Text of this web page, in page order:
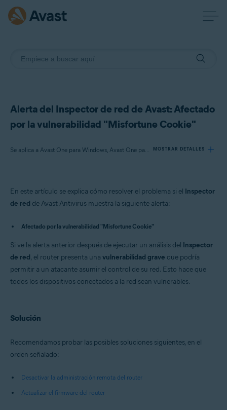
Alerta del Inspector de red de Avast: Afectado
por la vulnerabilidad "Misfortune Cookie"
Se aplica a Avast One para Windows, Avast One para Mac, Avast Premium Security para Windows, Avast Free Antivirus para Windows, Avast Premium Security para Mac, Avast Security para Mac MOSTRAR DETALLES
Productos:
Avast One 22.x para Windows
Avast Free Antivirus 22.x para Windows
Avast Security 15.x para Mac
Sistemas operativos:
Microsoft Windows 11 Home / Pro / Enterprise / Education
Microsoft Windows 7 Home Basic/Home
Apple macOS 12.x (Monterey)
Apple macOS 11.x (Big Sur)
Apple macOS 10.14.x (Mojave)
Apple macOS 10.12.x (Sierra)
En este artículo se explica cómo resolver el problema si el Inspector
de red de Avast Antivirus muestra la siguiente alerta:
Afectado por la vulnerabilidad "Misfortune Cookie"
Si ve la alerta anterior después de ejecutar un análisis del Inspector
de red, el router presenta una vulnerabilidad grave que podría
permitir a un atacante asumir el control de su red. Esto hace que
todos los dispositivos conectados a la red sean vulnerables.
Solución
Recomendamos probar las posibles soluciones siguientes, en el
orden señalado:
Desactivar la administración remota del router
Actualizar el firmware del router